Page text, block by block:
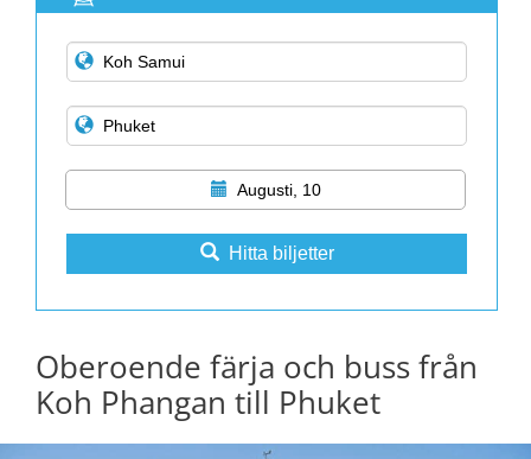
Augusti, 10
Hitta biljetter
Oberoende färja och buss från
Koh Phangan till Phuket